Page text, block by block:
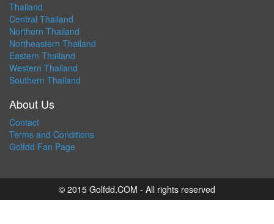
Thailand
Central Thailand
Northern Thailand
Northeastern Thailand
Eastern Thailand
Western Thailand
Southern Thailand
About Us
Contact
Terms and Conditions
Golfdd Fan Page
© 2015 Golfdd.COM - All rights reserved